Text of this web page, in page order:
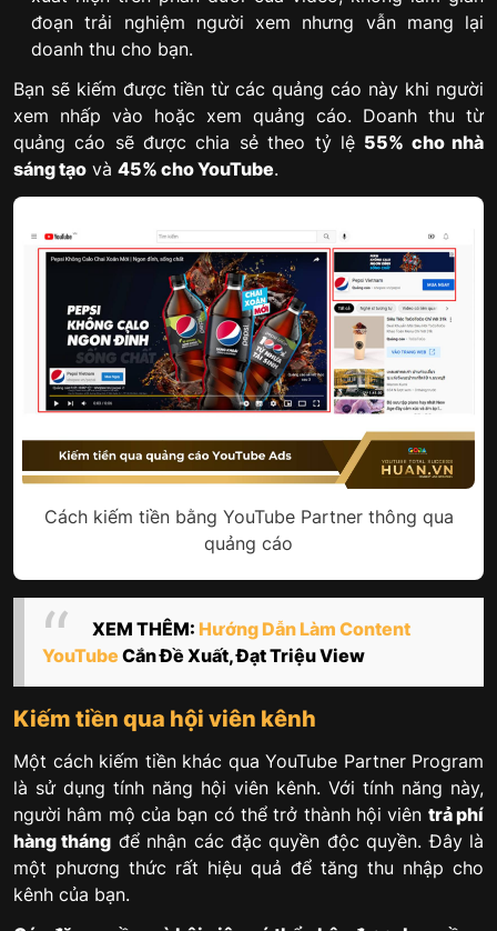
đoạn trải nghiệm người xem nhưng vẫn mang lại
doanh thu cho bạn.
Bạn sẽ kiếm được tiền từ các quảng cáo này khi người
xem nhấp vào hoặc xem quảng cáo. Doanh thu từ
quảng cáo sẽ được chia sẻ theo tỷ lệ 55% cho nhà
sáng tạo và 45% cho YouTube.
Cách kiếm tiền bằng YouTube Partner thông qua
quảng cáo
XEM THÊM: Hướng Dẫn Làm Content
YouTube Cắn Đề Xuất, Đạt Triệu View
Kiếm tiền qua hội viên kênh
Một cách kiếm tiền khác qua YouTube Partner Program
là sử dụng tính năng hội viên kênh. Với tính năng này,
người hâm mộ của bạn có thể trở thành hội viên trả phí
hàng tháng để nhận các đặc quyền độc quyền. Đây là
một phương thức rất hiệu quả để tăng thu nhập cho
kênh của bạn.